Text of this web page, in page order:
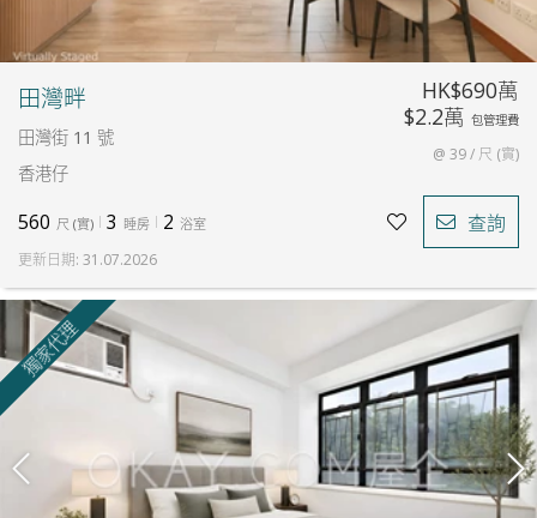
田灣畔
田灣街 11 號
香港仔
HK$690萬
$2.2萬 包管理費
@ 39 / 尺 (實)
560 尺 (實) 3 睡房 2 浴室 查詢
更新日期: 31.07.2026
獨家代理